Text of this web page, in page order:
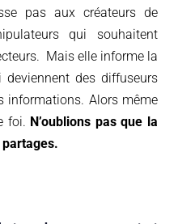
pas aux créateurs de
qui souhaitent
Mais elle informe la
des diffuseurs
informations. Alors même
foi. N’oublions pas que la